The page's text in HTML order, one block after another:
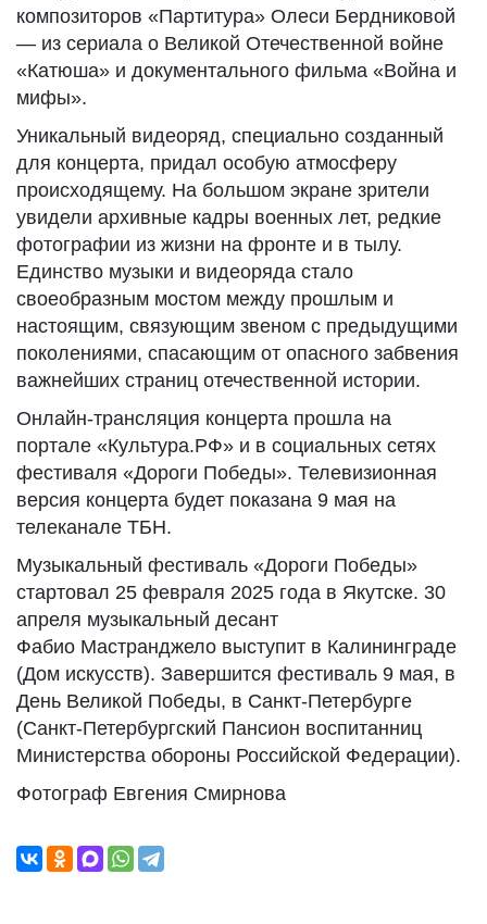
композиторов «Партитура» Олеси Бердниковой
— из сериала о Великой Отечественной войне
«Катюша» и документального фильма «Война и
мифы».
Уникальный видеоряд, специально созданный
для концерта, придал особую атмосферу
происходящему. На большом экране зрители
увидели архивные кадры военных лет, редкие
фотографии из жизни на фронте и в тылу.
Единство музыки и видеоряда стало
своеобразным мостом между прошлым и
настоящим, связующим звеном с предыдущими
поколениями, спасающим от опасного забвения
важнейших страниц отечественной истории.
Онлайн-трансляция концерта прошла на
портале «Культура.РФ» и в социальных сетях
фестиваля «Дороги Победы». Телевизионная
версия концерта будет показана 9 мая на
телеканале ТБН.
Музыкальный фестиваль «Дороги Победы»
стартовал 25 февраля 2025 года в Якутске. 30
апреля музыкальный десант
Фабио Мастранджело выступит в Калининграде
(Дом искусств). Завершится фестиваль 9 мая, в
День Великой Победы, в Санкт-Петербурге
(Санкт-Петербургский Пансион воспитанниц
Министерства обороны Российской Федерации).
Фотограф Евгения Смирнова